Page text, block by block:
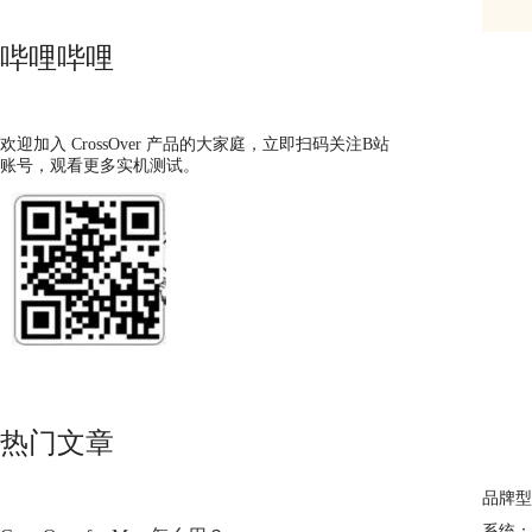
哔哩哔哩
欢迎加入 CrossOver 产品的大家庭，立即扫码关注B站
账号，观看更多实机测试。
热门文章
品牌